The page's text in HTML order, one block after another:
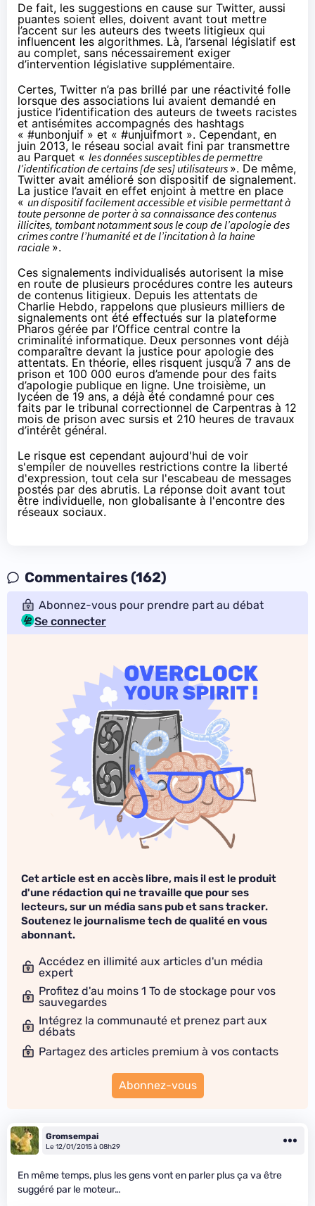
De fait, les suggestions en cause sur Twitter, aussi
puantes soient elles, doivent avant tout mettre
l’accent sur les auteurs des tweets litigieux qui
influencent les algorithmes. Là, l’arsenal législatif est
au complet, sans nécessairement exiger
d’intervention législative supplémentaire.
Certes, Twitter n’a pas brillé par une réactivité folle
lorsque des associations lui avaient demandé en
justice l’identification des auteurs de tweets racistes
et antisémites accompagnés des hashtags
« #unbonjuif » et « #unjuifmort ». Cependant, en
juin 2013, le réseau social avait fini par transmettre
au Parquet « les données susceptibles de permettre
l’identification de certains [de ses] utilisateurs ». De même,
Twitter avait amélioré son dispositif de signalement.
La justice l’avait en effet enjoint à mettre en place
« un dispositif facilement accessible et visible permettant à
toute personne de porter à sa connaissance des contenus
illicites, tombant notamment sous le coup de l’apologie des
crimes contre l’humanité et de l’incitation à la haine
raciale ».
Ces signalements individualisés autorisent la mise
en route de plusieurs procédures contre les auteurs
de contenus litigieux. Depuis les attentats de
Charlie Hebdo, rappelons que plusieurs milliers de
signalements ont été effectués sur la plateforme
Pharos gérée par l’Office central contre la
criminalité informatique. Deux personnes vont déjà
comparaître devant la justice pour apologie des
attentats. En théorie, elles risquent jusqu’à 7 ans de
prison et 100 000 euros d’amende pour des faits
d’apologie publique en ligne. Une troisième, un
lycéen de 19 ans, a déjà été condamné pour ces
faits par le tribunal correctionnel de Carpentras à 12
mois de prison avec sursis et 210 heures de travaux
d’intérêt général.
Le risque est cependant aujourd'hui de voir
s'empiler de nouvelles restrictions contre la liberté
d'expression, tout cela sur l'escabeau de messages
postés par des abrutis. La réponse doit avant tout
être individuelle, non globalisante à l'encontre des
réseaux sociaux.
Commentaires (162)
Abonnez-vous pour prendre part au débat
Se connecter
Cet article est en accès libre, mais il est le produit
d'une rédaction qui ne travaille que pour ses
lecteurs, sur un média sans pub et sans tracker.
Soutenez le journalisme tech de qualité en vous
abonnant.
Accédez en illimité aux articles d'un média
expert
Profitez d'au moins 1 To de stockage pour vos
sauvegardes
Intégrez la communauté et prenez part aux
débats
Partagez des articles premium à vos contacts
Abonnez-vous
Gromsempai
Le 12/01/2015 à 08h29
En même temps, plus les gens vont en parler plus ça va être
suggéré par le moteur…